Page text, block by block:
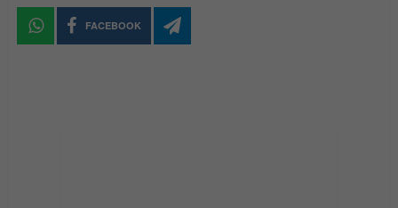
FACEBOOK